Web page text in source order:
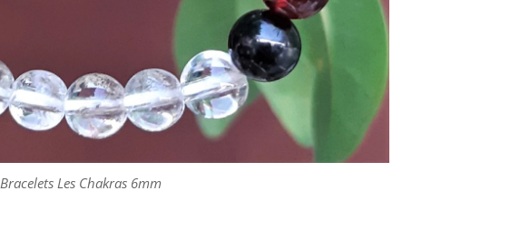
Bracelets Les Chakras 6mm